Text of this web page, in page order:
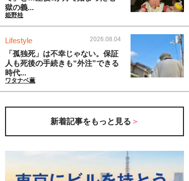
獄の義...
姫野桂
Lifestyle 2026.08.04
「孤独死」は不幸じゃない。保証
人も死後の手続きも“外注”できる
時代...
ワタナベ薫
新着記事をもっと見る